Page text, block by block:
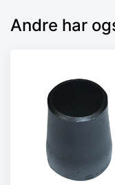
Andre har